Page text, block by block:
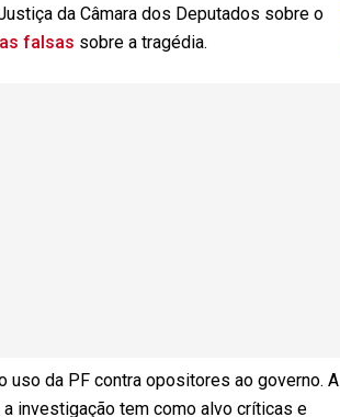
da Câmara dos Deputados sobre o
falsas sobre a tragédia.
uso da PF contra opositores ao governo. A
investigação tem como alvo críticas e